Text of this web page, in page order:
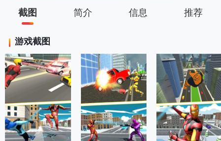
截图 简介 信息 推荐
游戏截图